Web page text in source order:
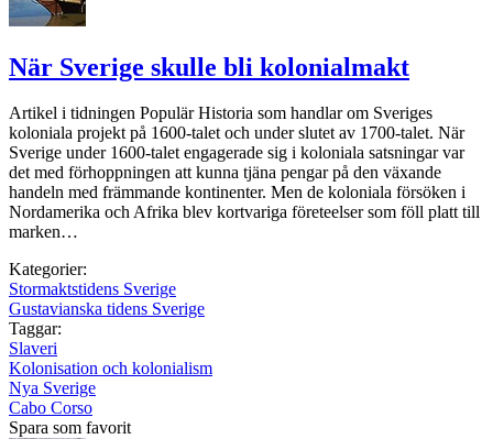
När Sverige skulle bli kolonialmakt
Artikel i tidningen Populär Historia som handlar om Sveriges
koloniala projekt på 1600-talet och under slutet av 1700-talet. När
Sverige under 1600-talet engagerade sig i koloniala satsningar var
det med förhoppningen att kunna tjäna pengar på den växande
handeln med främmande kontinenter. Men de koloniala försöken i
Nordamerika och Afrika blev kortvariga företeelser som föll platt till
marken…
Kategorier:
Stormaktstidens Sverige
Gustavianska tidens Sverige
Taggar:
Slaveri
Kolonisation och kolonialism
Nya Sverige
Cabo Corso
Spara som favorit